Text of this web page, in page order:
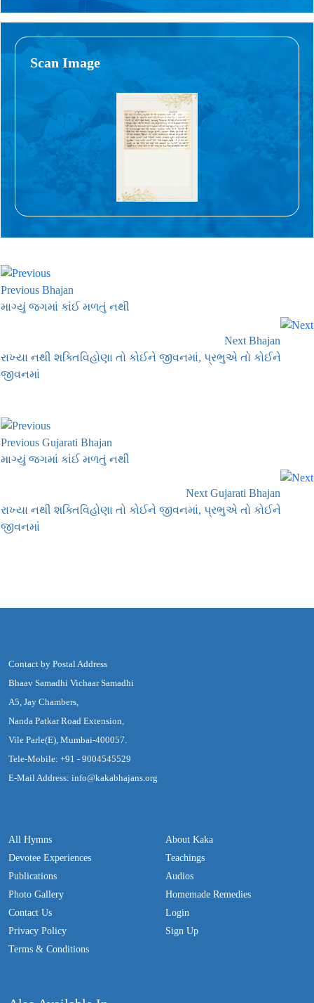
Scan Image
Previous Bhajan
માગ્યું જગમાં કાંઈ મળતું નથી
Next Bhajan
રાખ્યા નથી શક્તિવિહોણા તો કોઈને જીવનમાં, પ્રભુએ તો કોઈને
જીવનમાં
Previous Gujarati Bhajan
માગ્યું જગમાં કાંઈ મળતું નથી
Next Gujarati Bhajan
રાખ્યા નથી શક્તિવિહોણા તો કોઈને જીવનમાં, પ્રભુએ તો કોઈને
જીવનમાં
Contact by Postal Address
Bhaav Samadhi Vichaar Samadhi
A5, Jay Chambers,
Nanda Patkar Road Extension,
Vile Parle(E), Mumbai-400057.
Tele-Mobile: +91 - 9004545529
E-Mail Address: info@kakabhajans.org
All Hymns
Devotee Experiences
Publications
Photo Gallery
Contact Us
Privacy Policy
Terms & Conditions
About Kaka
Teachings
Audios
Homemade Remedies
Login
Sign Up